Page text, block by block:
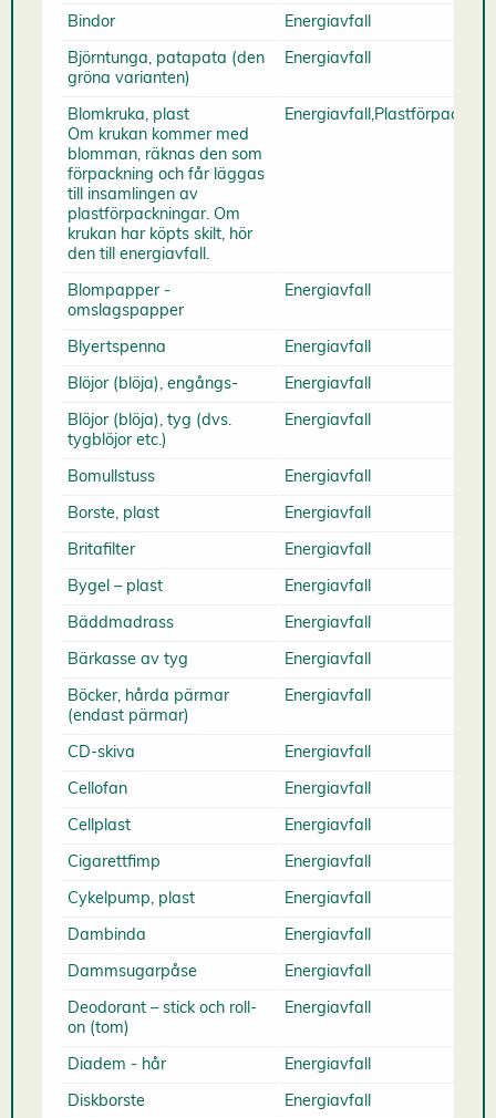
Bindor
Energiavfall
Björntunga, patapata (den
gröna varianten)
Energiavfall
Blomkruka, plast
Om krukan kommer med
blomman, räknas den som
förpackning och får läggas
till insamlingen av
plastförpackningar. Om
krukan har köpts skilt, hör
den till energiavfall.
Blompapper -
omslagspapper
Energiavfall
Blyertspenna
Energiavfall
Blöjor (blöja), engångs-
Energiavfall
Blöjor (blöja), tyg (dvs.
tygblöjor etc.)
Energiavfall
Bomullstuss
Energiavfall
Borste, plast
Energiavfall
Britafilter
Energiavfall
Bygel – plast
Energiavfall
Bäddmadrass
Energiavfall
Bärkasse av tyg
Energiavfall
Böcker, hårda pärmar
(endast pärmar)
Energiavfall
CD-skiva
Energiavfall
Cellofan
Energiavfall
Cellplast
Energiavfall
Cigarettfimp
Energiavfall
Cykelpump, plast
Energiavfall
Dambinda
Energiavfall
Dammsugarpåse
Energiavfall
Deodorant – stick och roll-
on (tom)
Energiavfall
Diadem - hår
Energiavfall
Diskborste
Energiavfall